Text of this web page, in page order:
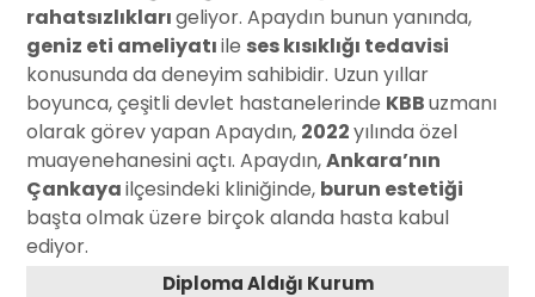
rahatsızlıklarıgeliyor. Apaydın bunun yanında,
geniz eti ameliyatıile ses kısıklığı tedavisi
konusunda da deneyim sahibidir. Uzun yıllar
boyunca, çeşitli devlet hastanelerinde KBBuzmanı
olarak görev yapan Apaydın, 2022yılında özel
muayenehanesini açtı. Apaydın,Ankara’nın
Çankayailçesindeki kliniğinde, burun estetiği
başta olmak üzere birçok alanda hasta kabul
ediyor.
Diploma Aldığı Kurum